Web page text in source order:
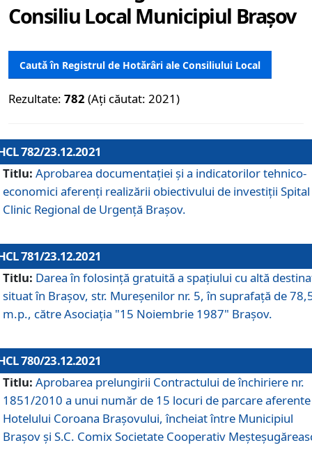
Consiliu Local Municipiul Brașov
Caută în Registrul de Hotărâri ale Consiliului Local
Rezultate: 782 (Ați căutat: 2021)
782/23.12.2021
Titlu: Aprobarea documentației și a indicatorilor tehnico-
economici aferenți realizării obiectivului de investiții Spital
Clinic Regional de Urgență Brașov.
781/23.12.2021
Titlu: Darea în folosinţă gratuită a spaţiului cu altă
situat în Braşov, str. Mureşenilor nr. 5, în suprafaţă de
m.p., către Asociaţia "15 Noiembrie 1987" Braşov.
780/23.12.2021
Titlu: Aprobarea prelungirii Contractului de închiriere nr.
1851/2010 a unui număr de 15 locuri de parcare aferente
Hotelului Coroana Brașovului, încheiat între Municipiul
Braşov şi S.C. Comix Societate Cooperativ